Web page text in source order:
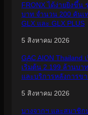
FRONX ได้ง่ายยิ่งขึ้น
บาท จำนวน 200 คัน
GLX และ GLX PLUS
5 สิงหาคม 2026
GAC AION Thailand
เริ่มต้น 2.199 ล้านบา
และบริการหลังการข
5 สิงหาคม 2026
บางจากฯ และสมาชิก